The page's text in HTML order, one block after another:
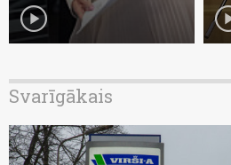
play_circle
Svarīgākais